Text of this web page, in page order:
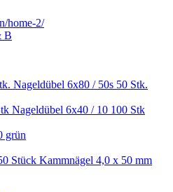
home-2/
B
Nageldübel 6x80 / 50s 50 Stk.
Nageldübel 6x40 / 10 100 Stk
grün
Kammnägel 4,0 x 50 mm